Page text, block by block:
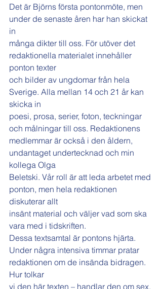
Det är Björns första pontonmöte, men
under de senaste åren har han skickat
in
många dikter till oss. För utöver det
redaktionella materialet innehåller
ponton texter
och bilder av ungdomar från hela
Sverige. Alla mellan 14 och 21 år kan
skicka in
poesi, prosa, serier, foton, teckningar
och målningar till oss. Redaktionens
medlemmar är också i den åldern,
undantaget undertecknad och min
kollega Olga
Beletski. Vår roll är att leda arbetet med
ponton, men hela redaktionen
diskuterar allt
insänt material och väljer vad som ska
vara med i tidskriften.
Dessa textsamtal är pontons hjärta.
Under några intensiva timmar pratar
redaktionen om de insända bidragen.
Hur tolkar
vi den här texten – handlar den om sex,